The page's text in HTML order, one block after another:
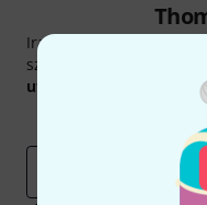
Iratkozz fel a Thomann
szerencsével
utalvány
Inspiráló